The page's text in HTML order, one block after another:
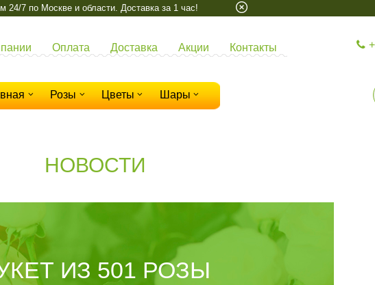
24/7 по Москве и области. Доставка за 1 час!
Оплата Доставка Акции Контакты
Розы Цветы Шары
НОВОСТИ
ИЗ 501 РОЗЫ